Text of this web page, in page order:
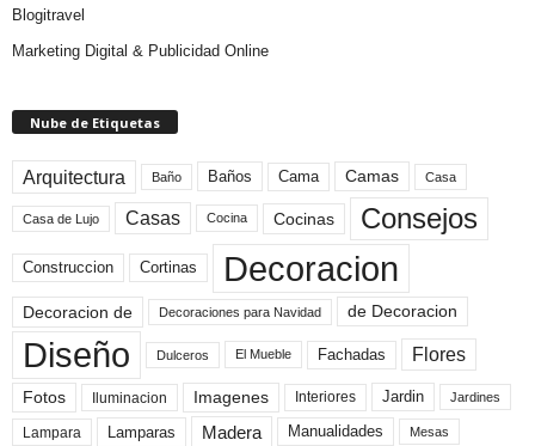
Blogitravel
Marketing Digital & Publicidad Online
Nube de Etiquetas
Arquitectura Baño Baños Cama Camas Casa
Casa de Lujo Casas Cocina Cocinas Consejos
Construccion Cortinas Decoracion
Decoracion de Decoraciones para Navidad de Decoracion
Diseño Dulceros El Mueble Fachadas Flores
Fotos Iluminacion Imagenes Interiores Jardin Jardines
Lampara Lamparas Madera Manualidades Mesas